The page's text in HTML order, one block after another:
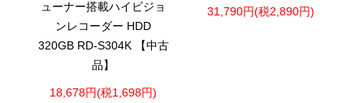
ューナー搭載ハイビジョ
ンレコーダー HDD
320GB RD-S304K 【中古
品】
18,678円(税1,698円)
31,790円(税2,890円)